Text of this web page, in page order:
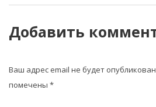
Добавить
Ваш адрес email не будет
помечены *